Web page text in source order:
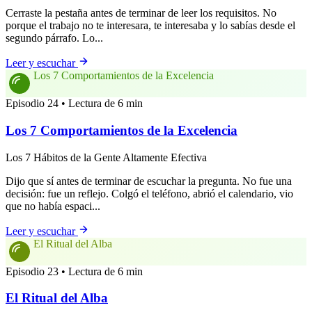
Cerraste la pestaña antes de terminar de leer los requisitos. No
porque el trabajo no te interesara, te interesaba y lo sabías desde el
segundo párrafo. Lo...
Leer y escuchar
Los 7 Comportamientos de la Excelencia
Episodio 24 • Lectura de 6 min
Los 7 Comportamientos de la Excelencia
Los 7 Hábitos de la Gente Altamente Efectiva
Dijo que sí antes de terminar de escuchar la pregunta. No fue una
decisión: fue un reflejo. Colgó el teléfono, abrió el calendario, vio
que no había espaci...
Leer y escuchar
El Ritual del Alba
Episodio 23 • Lectura de 6 min
El Ritual del Alba